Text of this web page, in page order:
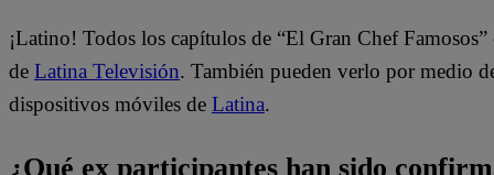
¡Latino! Todos los capítulos de “El Gran Chef
de Latina Televisión. También pueden verlo por medio
dispositivos móviles de Latina.
¿Qué ex participantes han sido